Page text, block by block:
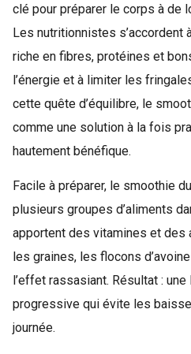
clé pour préparer le corps à de
Les nutritionnistes s’accordent
riche en fibres, protéines et
l’énergie et à limiter les
cette quête d’équilibre, le
comme une solution à la fois
hautement bénéfique.
Facile à préparer, le smoothie
plusieurs groupes d’aliments
apportent des vitamines et des
les graines, les flocons
l’effet rassasiant. Résultat : une
progressive qui évite les
journée.